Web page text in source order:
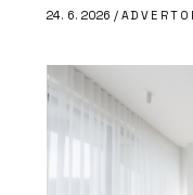
24. 6. 2026 /